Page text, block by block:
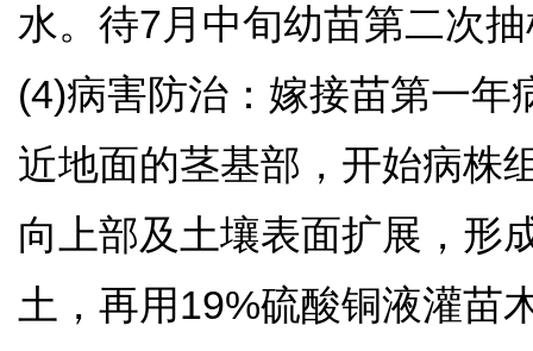
水。待7月中旬幼苗第二次
(4)病害防治：嫁接苗第一
近地面的茎基部，开始病株
向上部及土壤表面扩展，形
土，再用19%硫酸铜液灌